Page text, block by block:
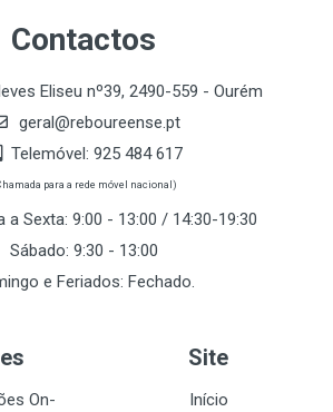
Contactos
Eliseu nº39, 2490-559 - Ourém
geral@reboureense.pt
Telemóvel: 925 484 617
para a rede móvel nacional)
a Sexta: 9:00 - 13:00 / 14:30-19:30
Sábado: 9:30 - 13:00
e Feriados: Fechado.
On-
Site
Início